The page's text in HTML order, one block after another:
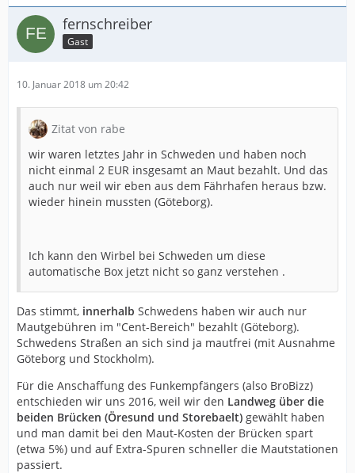
fernschreiber
Gast
10. Januar 2018 um 20:42
Zitat von rabe
wir waren letztes Jahr in Schweden und haben noch
nicht einmal 2 EUR insgesamt an Maut bezahlt. Und das
auch nur weil wir eben aus dem Fährhafen heraus bzw.
wieder hinein mussten (Göteborg).
Ich kann den Wirbel bei Schweden um diese
automatische Box jetzt nicht so ganz verstehen .
Das stimmt, innerhalb Schwedens haben wir auch nur
Mautgebühren im "Cent-Bereich" bezahlt (Göteborg).
Schwedens Straßen an sich sind ja mautfrei (mit Ausnahme
Göteborg und Stockholm).
Für die Anschaffung des Funkempfängers (also BroBizz)
entschieden wir uns 2016, weil wir den Landweg über die
beiden Brücken (Öresund und Storebaelt) gewählt haben
und man damit bei den Maut-Kosten der Brücken spart
(etwa 5%) und auf Extra-Spuren schneller die Mautstationen
passiert.